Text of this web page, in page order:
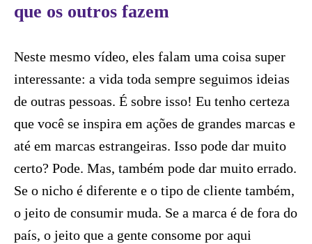
que os outros fazem
Neste mesmo vídeo, eles falam uma coisa super
interessante: a vida toda sempre seguimos ideias
de outras pessoas. É sobre isso! Eu tenho certeza
que você se inspira em ações de grandes marcas e
até em marcas estrangeiras. Isso pode dar muito
certo? Pode. Mas, também pode dar muito errado.
Se o nicho é diferente e o tipo de cliente também,
o jeito de consumir muda. Se a marca é de fora do
país, o jeito que a gente consome por aqui